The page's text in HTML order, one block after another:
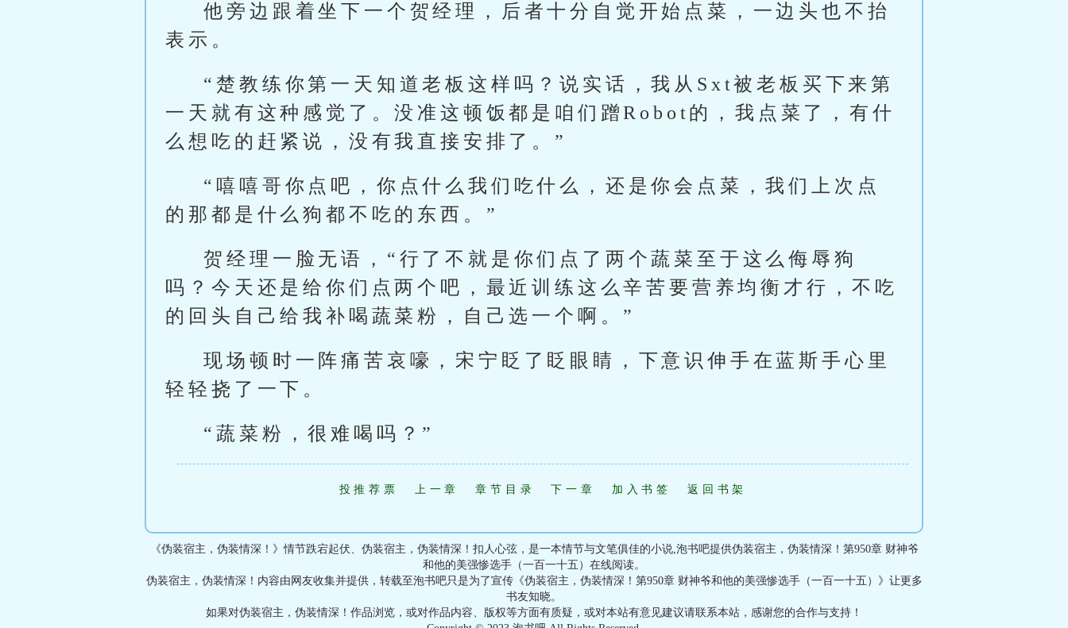
他旁边跟着坐下一个贺经理，后者十分自觉开始点菜，一边头也不抬
表示。
“楚教练你第一天知道老板这样吗？说实话，我从Sxt被老板买下来第
一天就有这种感觉了。没准这顿饭都是咱们蹭Robot的，我点菜了，有什
么想吃的赶紧说，没有我直接安排了。”
“嘻嘻哥你点吧，你点什么我们吃什么，还是你会点菜，我们上次点
的那都是什么狗都不吃的东西。”
贺经理一脸无语，“行了不就是你们点了两个蔬菜至于这么侮辱狗
吗？今天还是给你们点两个吧，最近训练这么辛苦要营养均衡才行，不吃
的回头自己给我补喝蔬菜粉，自己选一个啊。”
现场顿时一阵痛苦哀嚎，宋宁眨了眨眼睛，下意识伸手在蓝斯手心里
轻轻挠了一下。
“蔬菜粉，很难喝吗？”
投推荐票 上一章 章节目录 下一章 加入书签 返回书架
《伪装宿主，伪装情深！》情节跌宕起伏、伪装宿主，伪装情深！扣人心弦，是一本情节与文笔俱佳的小说,泡书吧提供伪装宿主，伪装情深！第950章 财神爷
和他的美强惨选手（一百一十五）在线阅读。
伪装宿主，伪装情深！内容由网友收集并提供，转载至泡书吧只是为了宣传《伪装宿主，伪装情深！第950章 财神爷和他的美强惨选手（一百一十五）》让更多
书友知晓。
如果对伪装宿主，伪装情深！作品浏览，或对作品内容、版权等方面有质疑，或对本站有意见建议请联系本站，感谢您的合作与支持！